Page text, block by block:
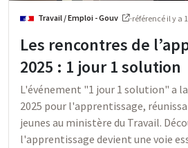
Travail / Emploi - Gouv ·référencé il y a
Les rencontres de
2025 : 1 jour 1 solution
L'événement "1 jour 1 solution" a
2025 pour l'apprentissage,
jeunes au ministère du Travail.
l'apprentissage devient une voie